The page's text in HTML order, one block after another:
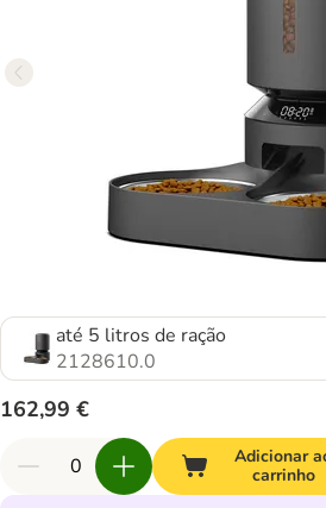
até 5 litros de ração
2128610.0
162,99 €
Adicionar
carrinho